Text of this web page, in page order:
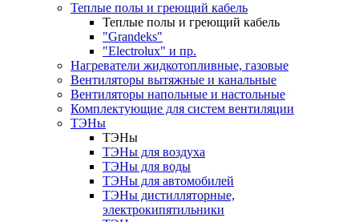
Теплые полы и греющий кабель
Теплые полы и греющий кабель
"Grandeks"
"Electrolux" и пр.
Нагреватели жидкотопливные, газовые
Вентиляторы вытяжные и канальные
Вентиляторы напольные и настольные
Комплектующие для систем вентиляции
ТЭНы
ТЭНы
ТЭНы для воздуха
ТЭНы для воды
ТЭНы для автомобилей
ТЭНы дистилляторные,
электрокипятильники